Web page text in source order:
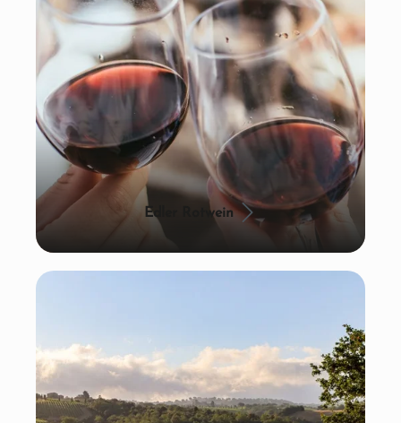
Edler Rotwein